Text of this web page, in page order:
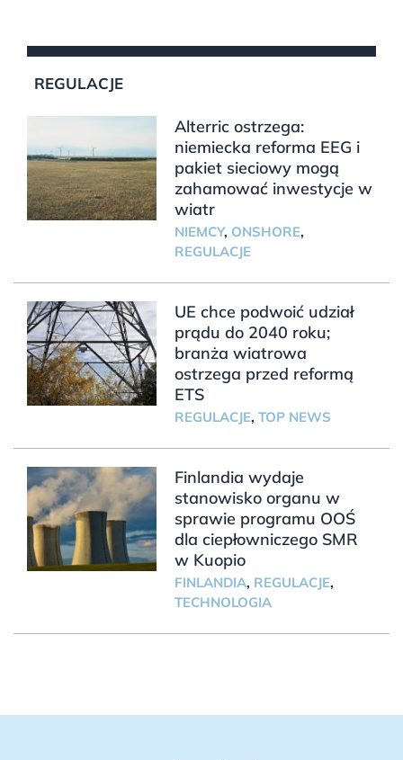
REGULACJE
Alterric ostrzega:
niemiecka reforma EEG i
pakiet sieciowy mogą
zahamować inwestycje w
wiatr
NIEMCY, ONSHORE,
REGULACJE
UE chce podwoić udział
prądu do 2040 roku;
branża wiatrowa
ostrzega przed reformą
ETS
REGULACJE, TOP NEWS
Finlandia wydaje
stanowisko organu w
sprawie programu OOŚ
dla ciepłowniczego SMR
w Kuopio
FINLANDIA, REGULACJE,
TECHNOLOGIA